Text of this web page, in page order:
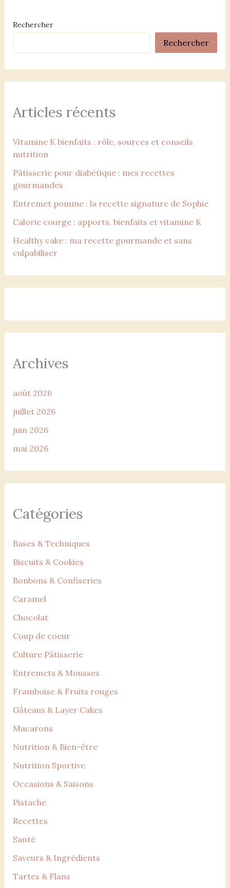
Rechercher
Rechercher
Articles récents
Vitamine K bienfaits : rôle, sources et conseils
nutrition
Pâtisserie pour diabétique : mes recettes
gourmandes
Entremet pomme : la recette signature de Sophie
Calorie courge : apports, bienfaits et vitamine K
Healthy cake : ma recette gourmande et sans
culpabiliser
Archives
août 2026
juillet 2026
juin 2026
mai 2026
Catégories
Bases & Techniques
Biscuits & Cookies
Bonbons & Confiseries
Caramel
Chocolat
Coup de coeur
Culture Pâtisserie
Entremets & Mousses
Framboise & Fruits rouges
Gâteaux & Layer Cakes
Macarons
Nutrition & Bien-être
Nutrition Sportive
Occasions & Saisons
Pistache
Recettes
Santé
Saveurs & Ingrédients
Tartes & Flans